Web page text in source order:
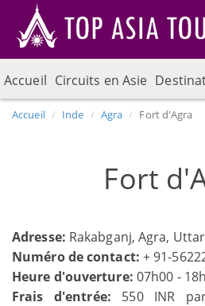
Accueil Circuits en Asie
Accueil Inde Agra Fort d'Agra
Fort
Adresse: Rakabganj, Agra,
Numéro de contact: + 91-
Heure d'ouverture: 07h00 -
Frais d'entrée: 550 INR